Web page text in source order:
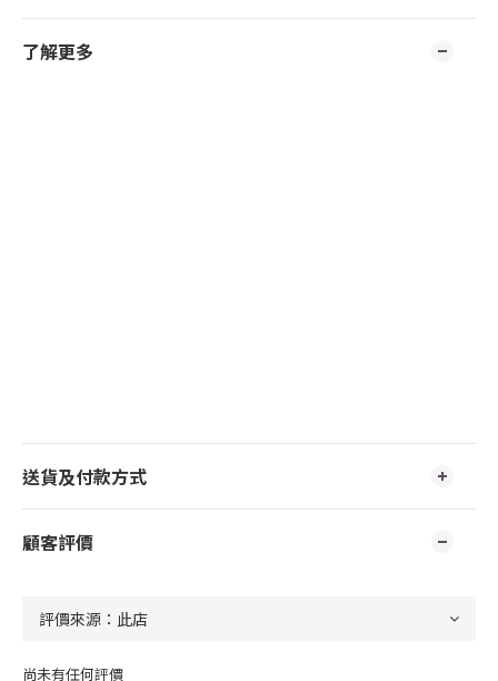
了解更多
送貨及付款方式
顧客評價
尚未有任何評價